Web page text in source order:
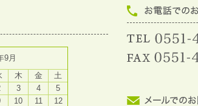
9月
木 金
土
3 4
5
10 11
12